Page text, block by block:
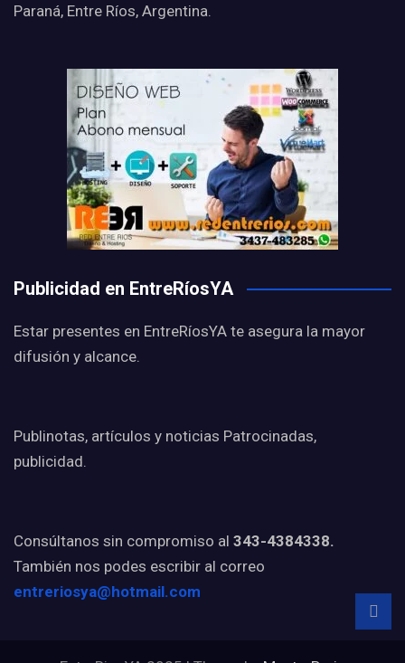
Paraná, Entre Ríos, Argentina.
Publicidad en EntreRíosYA
Estar presentes en EntreRíosYA te asegura la mayor
difusión y alcance.
Publinotas, artículos y noticias Patrocinadas,
publicidad.
Consúltanos sin compromiso al 343-4384338.
También nos podes escribir al correo
entreriosya@hotmail.com